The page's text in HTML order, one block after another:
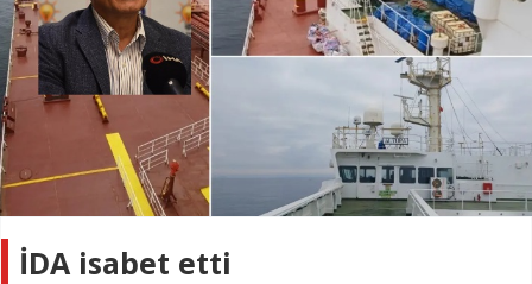
İDA isabet etti